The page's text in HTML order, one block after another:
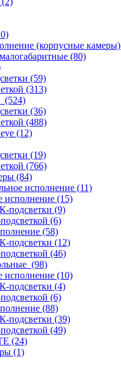
(корпусные камеры)
(80)
(59)
(313)
(524)
(36)
(488)
(12)
(19)
(766)
(84)
исполнение (11)
исполнение (15)
подсветки (9)
(6)
(58)
подсветки (12)
(46)
(98)
исполнение (10)
подсветки (4)
(6)
(88)
подсветки (39)
(49)
(24)
(1)